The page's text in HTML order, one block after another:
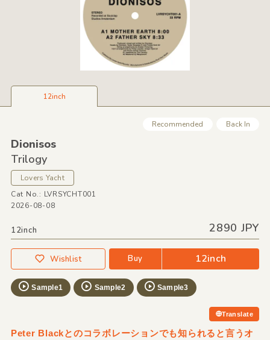
12inch
Recommended Back In
Dionisos
Trilogy
Lovers Yacht
Cat No.: LVRSYCHT001
2026-08-08
12inch 2890 JPY
Wishlist Buy 12inch
Sample1 Sample2 Sample3
Translate
Peter Blackとのコラボレーションでも知られると言うオ